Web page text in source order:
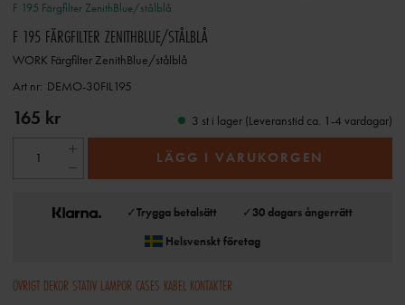
F 195 Färgfilter ZenithBlue/stålblå
F 195 FÄRGFILTER ZENITHBLUE/STÅLBLÅ
WORK Färgfilter ZenithBlue/stålblå
Art nr: DEMO-30FIL195
165 kr 3 st i lager (Leveranstid ca. 1-4 vardagar)
LÄGG I VARUKORGEN
✓Trygga betalsätt ✓30 dagars ångerrätt
Helsvenskt företag
ÖVRIGT DEKOR STATIV LAMPOR CASES KABEL KONTAKTER